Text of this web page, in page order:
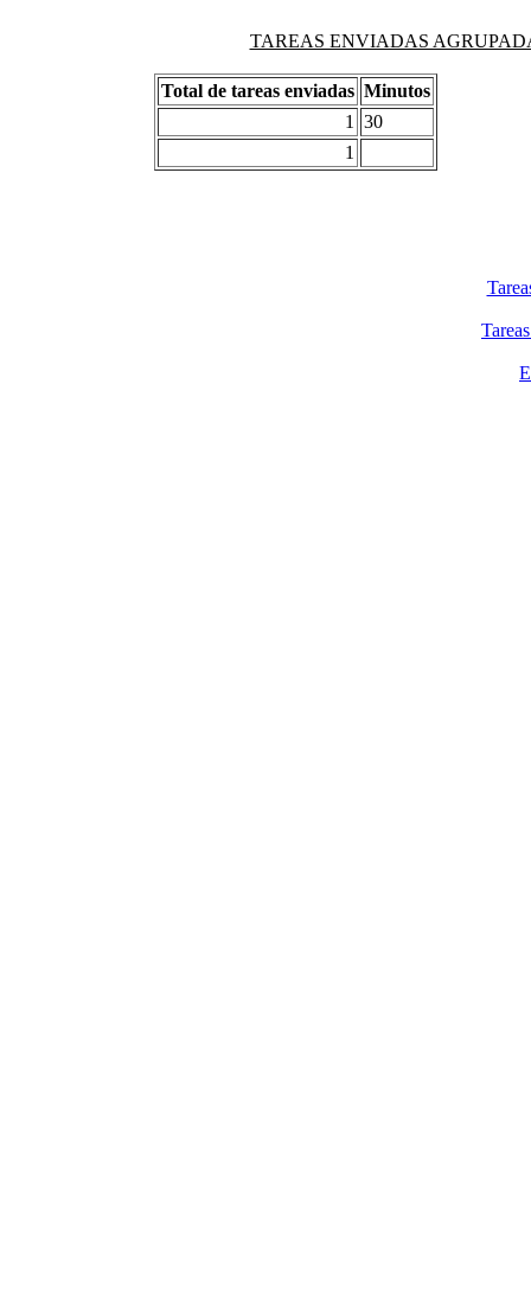
TAREAS ENVIADAS
Total de tareas enviadas Minutos
1
30
1